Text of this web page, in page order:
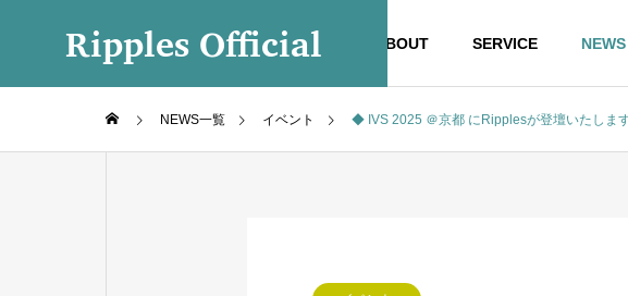
Ripples Official ABOUT SERVICE NEWS
NEWS一覧 イベント ◆ IVS 2025 ＠京都 にRipplesが登壇いたしま